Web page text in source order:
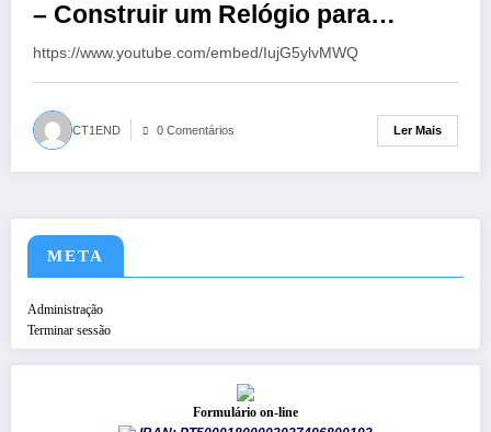
– Construir um Relógio para
Radioamador usando Raspberry Pi
https://www.youtube.com/embed/IujG5ylvMWQ
CT1END 0 Comentários Ler Mais
META
Administração
Terminar sessão
Formulário on-line